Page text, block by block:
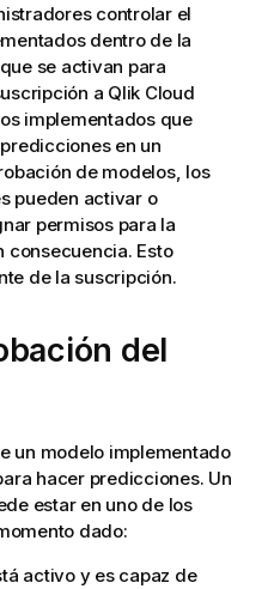
controlar el
dentro de la
que se activan para
a Qlik Cloud
implementados que
en un
de modelos, los
pueden activar o
permisos para la
consecuencia. Esto
de la suscripción.
del
un modelo implementado
hacer predicciones. Un
estar en uno de los
dado:
activo y es capaz de